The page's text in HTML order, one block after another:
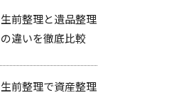
生前整理と遺品整理
の違いを徹底比較
生前整理で資産整理